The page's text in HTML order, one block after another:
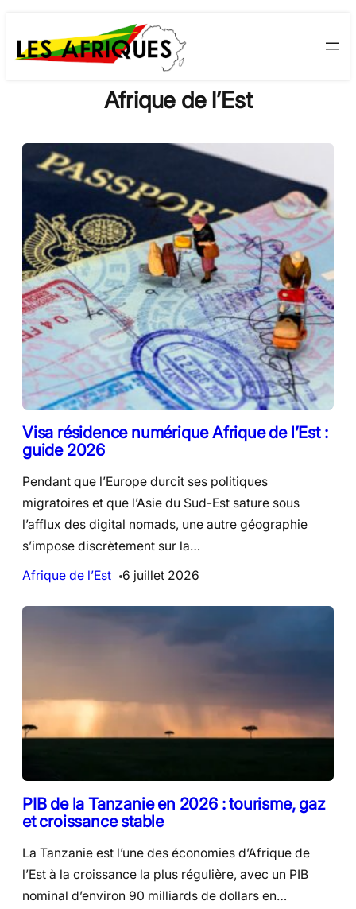
to
content
Afrique de l’Est
Visa résidence numérique Afrique de l’Est :
guide 2026
Pendant que l’Europe durcit ses politiques
migratoires et que l’Asie du Sud-Est sature sous
l’afflux des digital nomads, une autre géographie
s’impose discrètement sur la…
Afrique de l’Est
6 juillet 2026
PIB de la Tanzanie en 2026 : tourisme, gaz
et croissance stable
La Tanzanie est l’une des économies d’Afrique de
l’Est à la croissance la plus régulière, avec un PIB
nominal d’environ 90 milliards de dollars en…